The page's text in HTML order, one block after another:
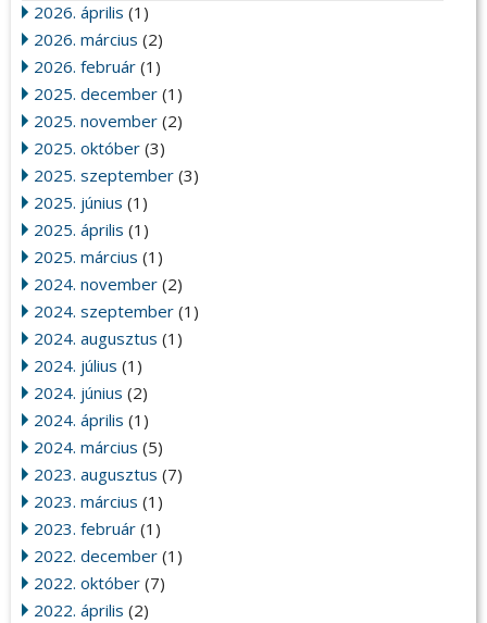
2026. április (1)
2026. március (2)
2026. február (1)
2025. december (1)
2025. november (2)
2025. október (3)
2025. szeptember (3)
2025. június (1)
2025. április (1)
2025. március (1)
2024. november (2)
2024. szeptember (1)
2024. augusztus (1)
2024. július (1)
2024. június (2)
2024. április (1)
2024. március (5)
2023. augusztus (7)
2023. március (1)
2023. február (1)
2022. december (1)
2022. október (7)
2022. április (2)